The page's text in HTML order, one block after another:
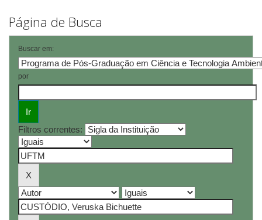
Página de Busca
Buscar em:
por
Filtros correntes: